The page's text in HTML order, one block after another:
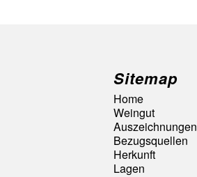
Sitemap
Home
Weingut
Auszeichnungen
Bezugsquellen
Herkunft
Lagen